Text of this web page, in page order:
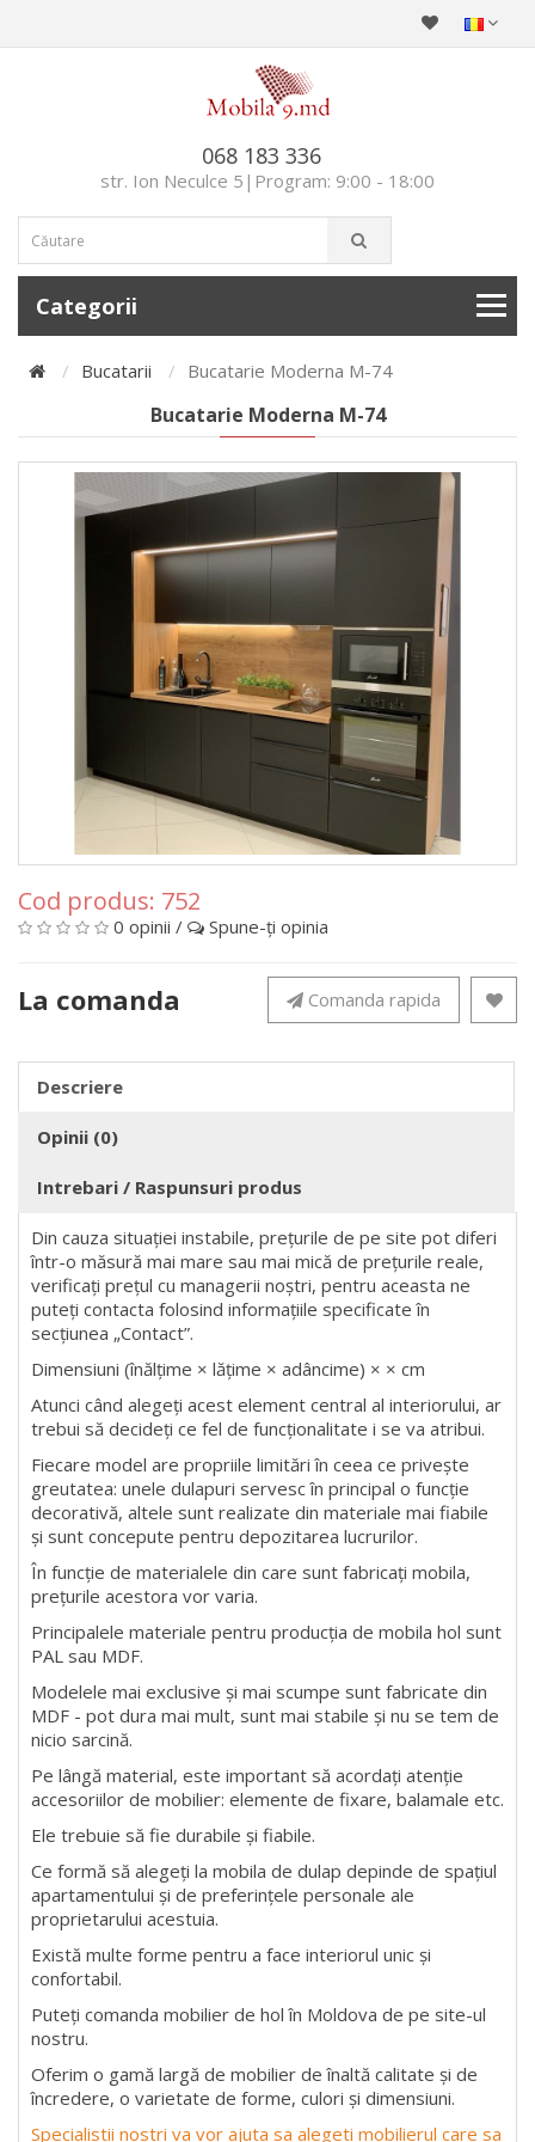
068 183 336
str. Ion Neculce 5|Program: 9:00 - 18:00
Categorii
Bucatarii Bucatarie Moderna M-74
Bucatarie Moderna M-74
Cod produs: 752
0 opinii / Spune-ţi opinia
La comanda Comanda rapida
Descriere
Opinii (0)
Intrebari / Raspunsuri produs
Din cauza situației instabile, prețurile de pe site pot diferi
într-o măsură mai mare sau mai mică de prețurile reale,
verificați prețul cu managerii noștri, pentru aceasta ne
puteți contacta folosind informațiile specificate în
secțiunea „Contact”.
Dimensiuni (înălțime × lățime × adâncime) × × cm
Atunci când alegeți acest element central al interiorului, ar
trebui să decideți ce fel de funcționalitate i se va atribui.
Fiecare model are propriile limitări în ceea ce privește
greutatea: unele dulapuri servesc în principal o funcție
decorativă, altele sunt realizate din materiale mai fiabile
și sunt concepute pentru depozitarea lucrurilor.
În funcție de materialele din care sunt fabricați mobila,
prețurile acestora vor varia.
Principalele materiale pentru producția de mobila hol sunt
PAL sau MDF.
Modelele mai exclusive și mai scumpe sunt fabricate din
MDF - pot dura mai mult, sunt mai stabile și nu se tem de
nicio sarcină.
Pe lângă material, este important să acordați atenție
accesoriilor de mobilier: elemente de fixare, balamale etc.
Ele trebuie să fie durabile și fiabile.
Ce formă să alegeți la mobila de dulap depinde de spațiul
apartamentului și de preferințele personale ale
proprietarului acestuia.
Există multe forme pentru a face interiorul unic și
confortabil.
Puteți comanda mobilier de hol în Moldova de pe site-ul
nostru.
Oferim o gamă largă de mobilier de înaltă calitate și de
încredere, o varietate de forme, culori și dimensiuni.
Specialistii nostri va vor ajuta sa alegeti mobilierul care sa